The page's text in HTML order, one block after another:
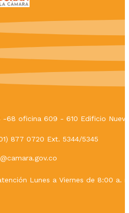
-68 oficina 609 - 610 Edificio
877 0720 Ext. 5344/5345
Lunes a Viernes de 8:00 a.